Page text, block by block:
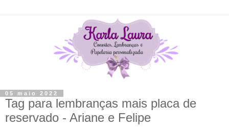
05 maio 2022
Tag para lembranças mais placa de
reservado - Ariane e Felipe